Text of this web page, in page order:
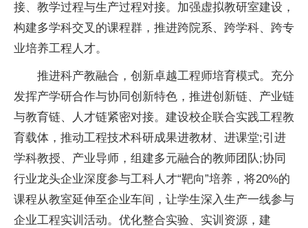
接、教学过程与生产过程对接。加强虚拟教研室建设，
构建多学科交叉的课程群，推进跨院系、跨学科、跨专
业培养工程人才。
推进科产教融合，创新卓越工程师培育模式。充分
发挥产学研合作与协同创新特色，推进创新链、产业链
与教育链、人才链紧密对接。建设校企联合实践工程教
育载体，推动工程技术科研成果进教材、进课堂;引进
学科教授、产业导师，组建多元融合的教师团队;协同
行业龙头企业深度参与工科人才“靶向”培养，将20%的
课程从教室延伸至企业车间，让学生深入生产一线参与
企业工程实训活动。优化整合实验、实训资源，建